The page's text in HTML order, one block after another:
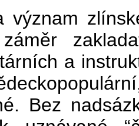
význam
a
Bez